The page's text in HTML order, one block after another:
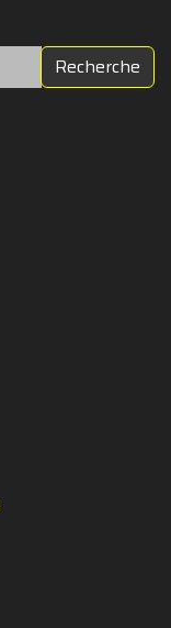
Recherche